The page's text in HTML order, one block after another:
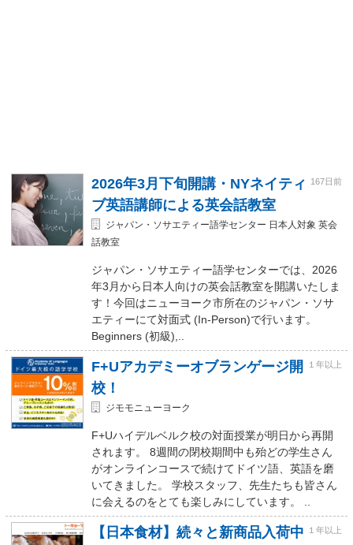
2026年3月下旬開講・NYネイティ
ブ英語講師による英会話教室
167日前
ジャパン・ソサエティー語学センター 日本人対象 英会
話教室
ジャパン・ソサエティー語学センターでは、2026
年3月から日本人向けの英会話教室を開講いたしま
す！今回はニューヨーク市所在のジャパン・ソサ
エティーにて対面式 (In-Person)で行います。
Beginners (初級),..
F+Uアカデミーオブランゲージ開
校！
１年以上
ジモモニューヨーク
F+Uハイデルベルク校の対面授業が明日から再開
されます。 8週間の閉校期間中も殆どの学生さん
がオンラインコースで続けてドイツ語、英語を磨
いてきました。 学校スタッフ、先生たちも皆さん
に会えるのをとても楽しみにしています。 ..
【日本食材】続々と新商品入荷中
１年以上